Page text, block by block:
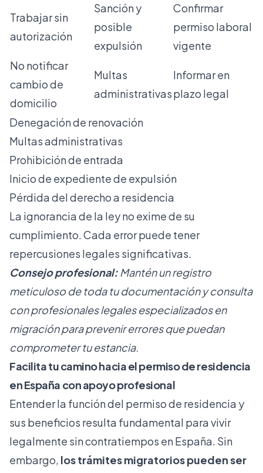
Trabajar sin
autorización
Sanción y
posible
expulsión
Confirmar
permiso laboral
vigente
No notificar
cambio de
domicilio
Multas
administrativas
Informar en
plazo legal
Denegación de renovación
Multas administrativas
Prohibición de entrada
Inicio de expediente de expulsión
Pérdida del derecho a residencia
La ignorancia de la ley no exime de su
cumplimiento. Cada error puede tener
repercusiones legales significativas.
Consejo profesional: Mantén un registro
meticuloso de toda tu documentación y consulta
con profesionales legales especializados en
migración para prevenir errores que puedan
comprometer tu estancia.
Facilita tu camino hacia el permiso de residencia
en España con apoyo profesional
Entender la función del permiso de residencia y
sus beneficios resulta fundamental para vivir
legalmente sin contratiempos en España. Sin
embargo, los trámites migratorios pueden ser